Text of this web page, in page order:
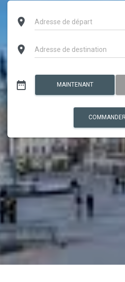
location_on
location_on
date_range MAINTENANT
COMMANDER